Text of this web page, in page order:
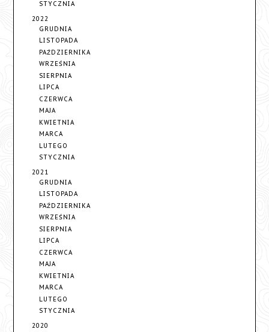
STYCZNIA
2022
GRUDNIA
LISTOPADA
PAŹDZIERNIKA
WRZEŚNIA
SIERPNIA
LIPCA
CZERWCA
MAJA
KWIETNIA
MARCA
LUTEGO
STYCZNIA
2021
GRUDNIA
LISTOPADA
PAŹDZIERNIKA
WRZEŚNIA
SIERPNIA
LIPCA
CZERWCA
MAJA
KWIETNIA
MARCA
LUTEGO
STYCZNIA
2020